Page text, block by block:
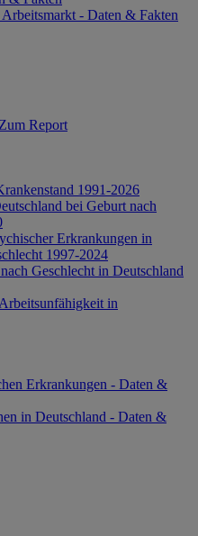
- Daten & Fakten
Zum Report
1991-2026
bei Geburt nach
Erkrankungen in
1997-2024
Geschlecht in Deutschland
in
Erkrankungen - Daten &
in Deutschland - Daten &